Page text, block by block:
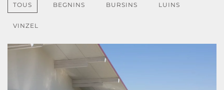
TOUS BEGNINS BURSINS LUINS
VINZEL